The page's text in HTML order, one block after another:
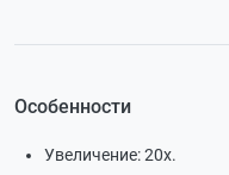
Особенности
Увеличение: 20х.